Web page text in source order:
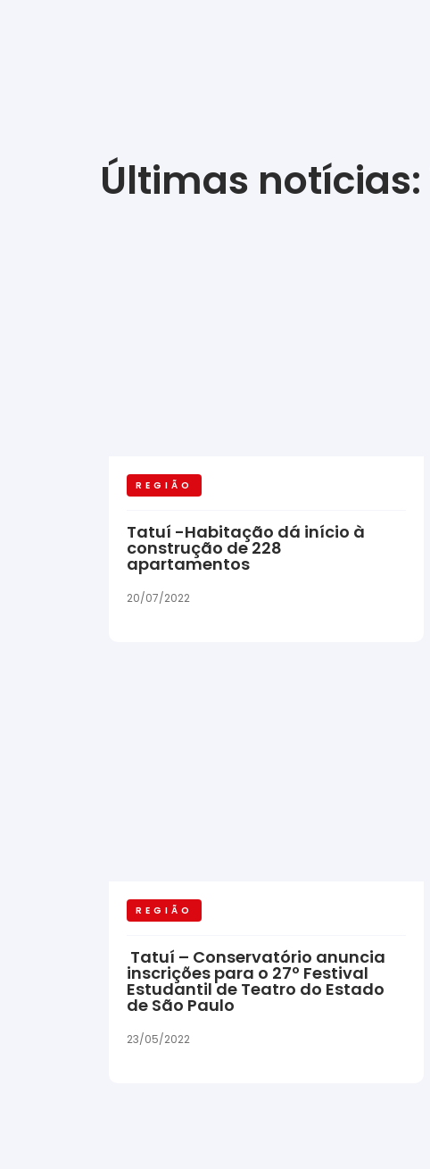
Últimas notícias:
REGIÃO
Tatuí -Habitação dá início à
construção de 228
apartamentos
20/07/2022
REGIÃO
Tatuí – Conservatório anuncia
inscrições para o 27º Festival
Estudantil de Teatro do Estado
de São Paulo
23/05/2022